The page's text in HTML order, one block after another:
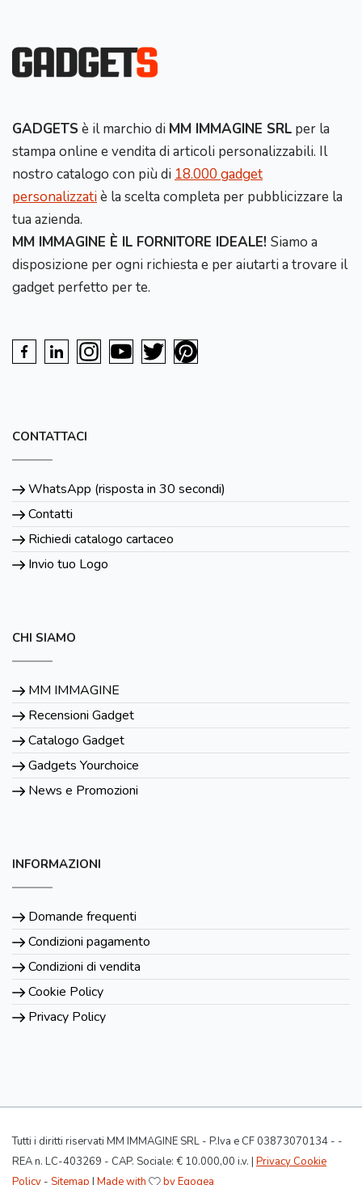
GADGETS è il marchio di MM IMMAGINE SRL per la
stampa online e vendita di articoli personalizzabili. Il
nostro catalogo con più di 18.000 gadget
personalizzatiè la scelta completa per pubblicizzare la
tua azienda.
MM IMMAGINE È IL FORNITORE IDEALE! Siamo a
disposizione per ogni richiesta e per aiutarti a trovare il
gadget perfetto per te.
CONTATTACI
WhatsApp (risposta in 30 secondi)
Contatti
Richiedi catalogo cartaceo
Invio tuo Logo
CHI SIAMO
MM IMMAGINE
Recensioni Gadget
Catalogo Gadget
Gadgets Yourchoice
News e Promozioni
INFORMAZIONI
Domande frequenti
Condizioni pagamento
Condizioni di vendita
Cookie Policy
Privacy Policy
Tutti i diritti riservati MM IMMAGINE SRL - P.Iva e CF 03873070134 - -
REA n. LC-403269 - CAP. Sociale: € 10.000,00 i.v. | Privacy Cookie
Policy - Sitemap | Made with by Egogea